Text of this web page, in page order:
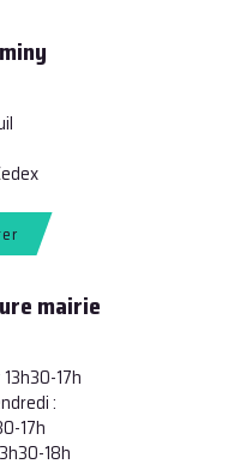
mairie
17h
:
17h
18h